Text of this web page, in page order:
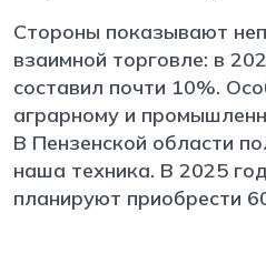
Стороны показывают
взаимной торговле: в
составил почти 10%.
аграрному и
В Пензенской области
наша техника. В 2025
планируют приобрести